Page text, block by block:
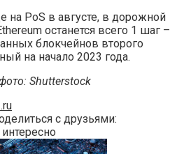
на PoS в августе, в дорожной
останется всего 1 шаг –
блокчейнов второго
на начало 2023 года.
Shutterstock
с друзьями: